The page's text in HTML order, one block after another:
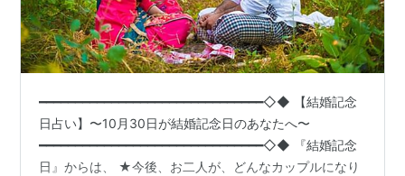
━━━━━━━━━━━━━━━━━━━━━━━━━━━━━━━◇◆ 【結婚記念
日占い】〜10月30日が結婚記念日のあなたへ〜
━━━━━━━━━━━━━━━━━━━━━━━━━━━━━━━◇◆ 『結婚記念
日』からは、 ★今後、お二人が、どんなカップルになり